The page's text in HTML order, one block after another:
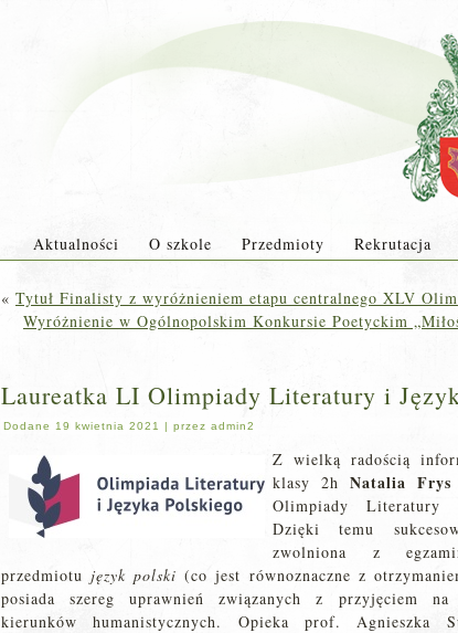
Aktualności O szkole Przedmioty Rekrutacja
« Tytuł Finalisty z wyróżnieniem etapu centralnego XLV
Wyróżnienie w Ogólnopolskim Konkursie Poetyckim
Laureatka LI Olimpiady Literatury i
Dodane 19 kwietnia 2021 | przez admin2
Z wielką radością
klasy 2h Natalia Frys
Olimpiady Literatury
Dzięki temu
zwolniona z
przedmiotu język polski (co jest równoznaczne z
posiada szereg uprawnień związanych z przyjęciem
kierunków humanistycznych. Opieka prof. Agnieszka